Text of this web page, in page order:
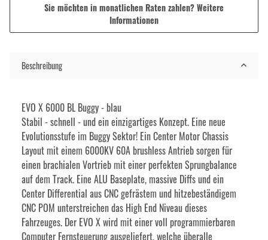
Sie möchten in monatlichen Raten zahlen?Weitere
Informationen
Beschreibung
EVO X 6000 BL Buggy - blau
Stabil - schnell - und ein einzigartiges Konzept. Eine neue
Evolutionsstufe im Buggy Sektor! Ein Center Motor Chassis
Layout mit einem 6000KV 60A brushless Antrieb sorgen für
einen brachialen Vortrieb mit einer perfekten Sprungbalance
auf dem Track. Eine ALU Baseplate, massive Diffs und ein
Center Differential aus CNC gefrästem und hitzebeständigem
CNC POM unterstreichen das High End Niveau dieses
Fahrzeuges. Der EVO X wird mit einer voll programmierbaren
Computer Fernsteuerung ausgeliefert, welche überalle